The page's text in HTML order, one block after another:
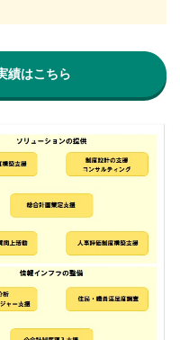
績はこちら